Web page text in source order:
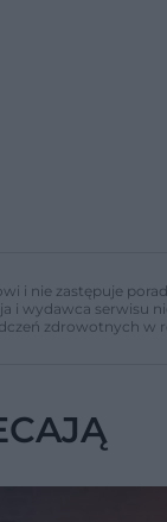
i nie zastępuje
i wydawca
zdrowotnych w